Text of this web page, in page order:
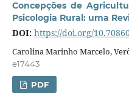
Concepções de
Psicologia Rural: uma
DOI: https://doi.org/
Carolina Marinho Marcelo,
e17443
PDF